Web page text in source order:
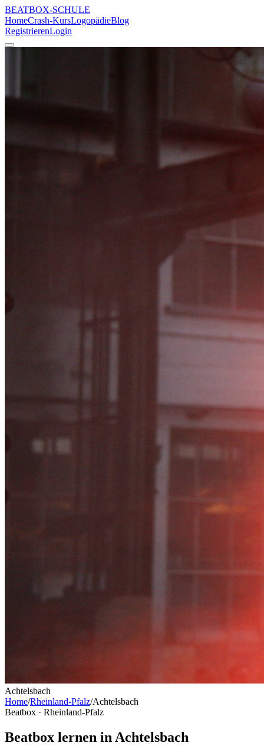
BEATBOX-SCHULE
HomeCrash-KursLogopädieBlog
RegistrierenLogin
Achtelsbach
Home/Rheinland-Pfalz/Achtelsbach
Beatbox · Rheinland-Pfalz
Beatbox lernen in Achtelsbach